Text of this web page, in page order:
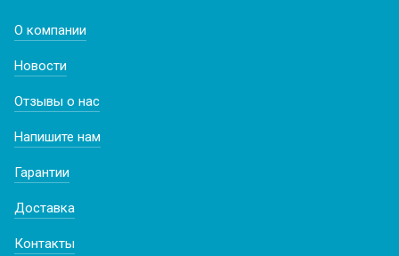
О компании
Новости
Отзывы о нас
Напишите нам
Гарантии
Доставка
Контакты